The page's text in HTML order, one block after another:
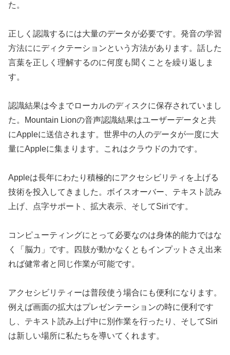
た。
正しく認識するには大量のデータが必要です。発音の学習
方法ににディクテーションという方法があります。話した
言葉を正しく理解するのに何度も聞くことを繰り返しま
す。
認識結果は今までローカルのディスクに保存されていまし
た。Mountain Lionの音声認識結果はユーザーデータと共
にAppleに送信されます。世界中の人のデータが一度に大
量にAppleに集まります。これはクラウドの力です。
Appleは長年にわたり積極的にアクセシビリティを上げる
技術を投入してきました。ボイスオーバー、テキスト読み
上げ、点字サポート、拡大表示、そしてSiriです。
コンピューティングにとって必要なのは身体的能力ではな
く「脳力」です。四肢が動かなくともインプットさえ出来
れば健常者と同じ作業が可能です。
アクセシビリティーは普段使う場合にも便利になります。
例えば画面の拡大はプレゼンテーションの時に便利です
し、テキスト読み上げ中に別作業を行ったり、そしてSiri
は新しい場所に私たちを導いてくれます。